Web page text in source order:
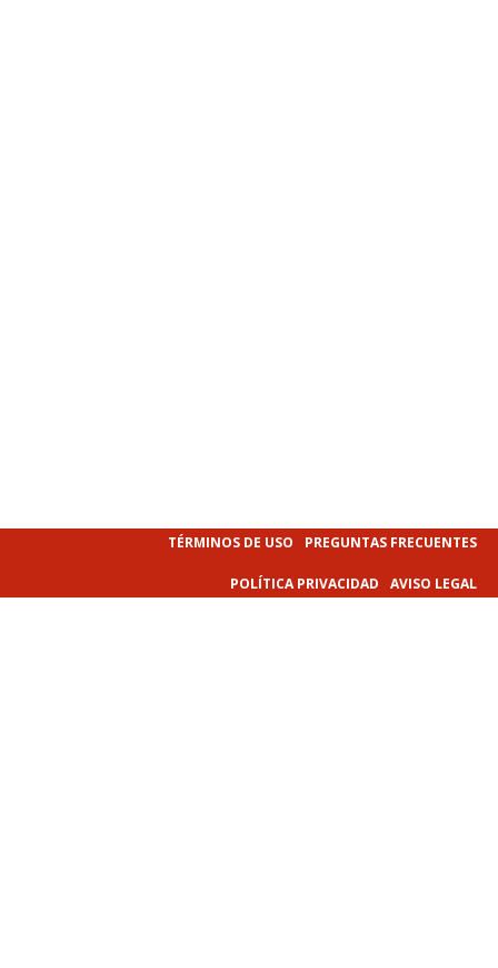
TÉRMINOS DE USO PREGUNTAS FRECUENTES
POLÍTICA PRIVACIDAD AVISO LEGAL